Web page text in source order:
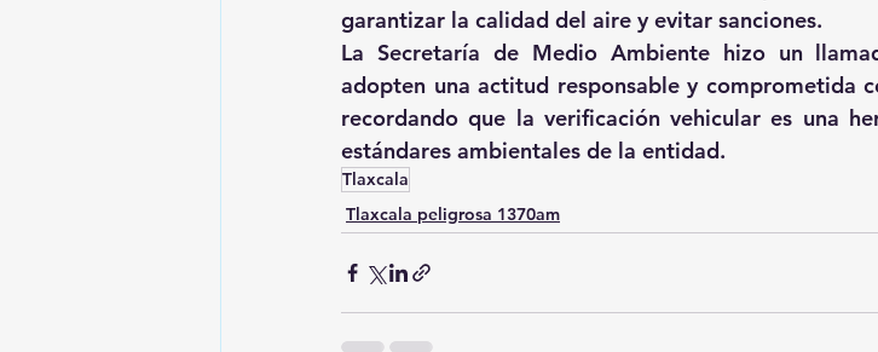
garantizar la calidad del aire y evitar sanciones.
La Secretaría de Medio Ambiente hizo un
adopten una actitud responsable y comprometida
recordando que la verificación vehicular es una
estándares ambientales de la entidad.
Tlaxcala
Tlaxcala peligrosa 1370am